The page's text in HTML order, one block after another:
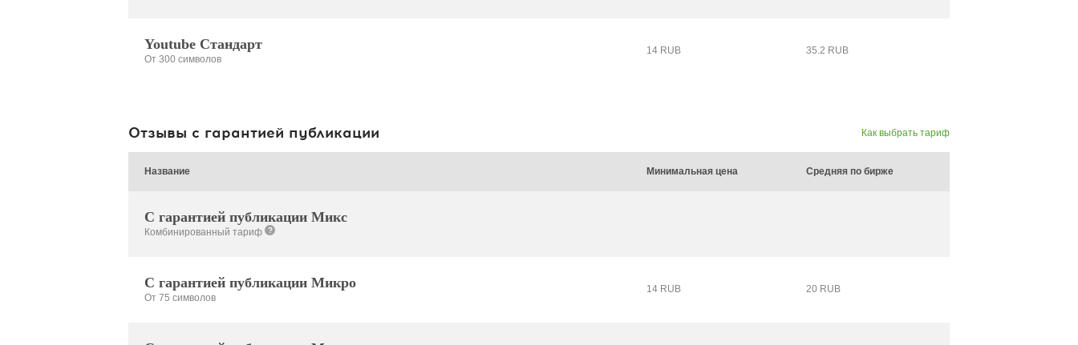
Youtube Стандарт
От 300 символов
14 RUB 35.2 RUB
Отзывы с гарантией публикации Как выбрать тариф
Название Минимальная цена Средняя по бирже
С гарантией публикации Микс
Комбинированный тариф ?
С гарантией публикации Микро
От 75 символов
14 RUB 20 RUB